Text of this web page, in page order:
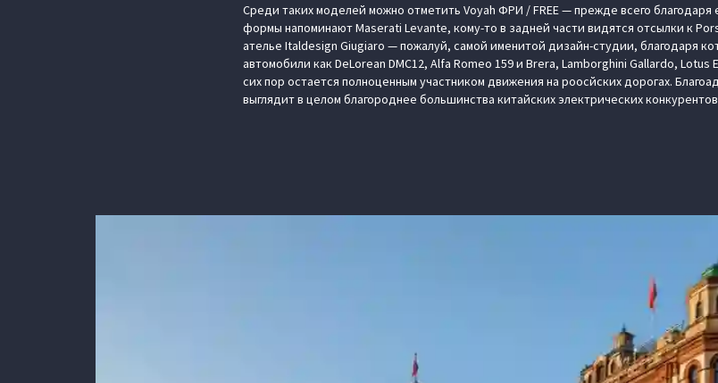
Среди таких моделей можно отметить Voyah ФРИ / FREE — прежде всего благодаря
формы напоминают Maserati Levante, кому-то в задней части видятся отсылки к
ателье Italdesign Giugiaro — пожалуй, самой именитой дизайн-студии, благодаря
автомобили как DeLorean DMC12, Alfa Romeo 159 и Brera, Lamborghini Gallardo,
сих пор остается полноценным участником движения на роосйских дорогах.
выглядит в целом благороднее большинства китайских электрических